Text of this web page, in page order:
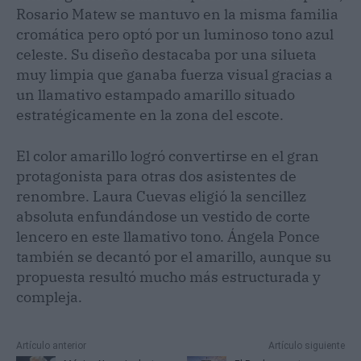
Rosario Matew se mantuvo en la misma familia
cromática pero optó por un luminoso tono azul
celeste. Su diseño destacaba por una silueta
muy limpia que ganaba fuerza visual gracias a
un llamativo estampado amarillo situado
estratégicamente en la zona del escote.
El color amarillo logró convertirse en el gran
protagonista para otras dos asistentes de
renombre. Laura Cuevas eligió la sencillez
absoluta enfundándose un vestido de corte
lencero en este llamativo tono. Ángela Ponce
también se decantó por el amarillo, aunque su
propuesta resultó mucho más estructurada y
compleja.
Artículo anterior
Artículo siguiente